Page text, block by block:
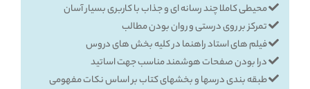
محیطی کاملا چند رسانه ای و جذاب با کاربری بسیار آسان
تمرکز بر روی درستی و روان بودن مطالب
فیلم های استاد راهنما در کلیه بخش های دروس
درا بودن صفحات هوشمند مناسب جهت اساتید
طبقه بندی درسها و بخشهای کتاب بر اساس نکات مفهومی